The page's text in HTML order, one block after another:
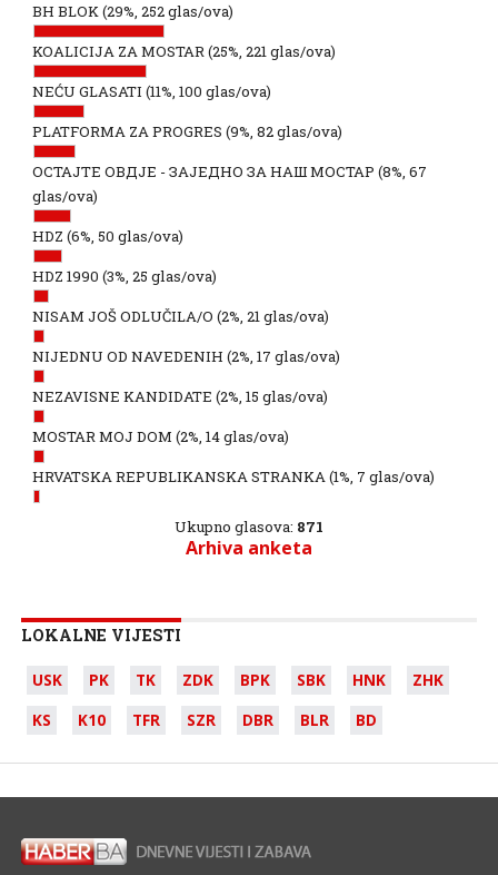
BH BLOK(29%, 252 glas/ova)
KOALICIJA ZA MOSTAR(25%, 221 glas/ova)
NEĆU GLASATI (11%, 100 glas/ova)
PLATFORMA ZA PROGRES (9%, 82 glas/ova)
ОСТАЈТЕ ОВДЈЕ - ЗАЈЕДНО ЗА НАШ МОСТАР (8%, 67
glas/ova)
HDZ (6%, 50 glas/ova)
HDZ 1990 (3%, 25 glas/ova)
NISAM JOŠ ODLUČILA/O (2%, 21 glas/ova)
NIJEDNU OD NAVEDENIH (2%, 17 glas/ova)
NEZAVISNE KANDIDATE (2%, 15 glas/ova)
MOSTAR MOJ DOM (2%, 14 glas/ova)
HRVATSKA REPUBLIKANSKA STRANKA(1%, 7 glas/ova)
Ukupno glasova: 871
Arhiva anketa
LOKALNE VIJESTI
USK PK TK ZDK BPK SBK HNK
ZHK
KS
K10 TFR SZR DBR BLR BD